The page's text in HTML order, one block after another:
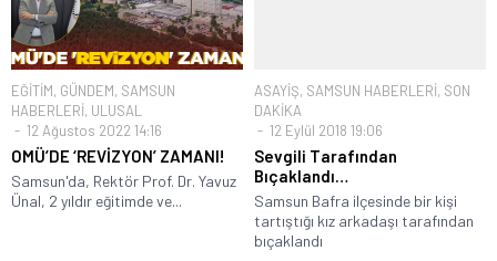
EĞİTİM, GÜNDEM, SAMSUN
HABERLERİ, ULUSAL
12 Ağustos 2022 14:16
OMÜ’DE ‘REVİZYON’ ZAMANI!
Samsun'da, Rektör Prof. Dr. Yavuz
Ünal, 2 yıldır eğitimde ve...
ASAYİŞ, SAMSUN HABERLERİ, SON
DAKİKA
12 Eylül 2018 19:06
Sevgili Tarafından
Bıçaklandı…
Samsun Bafra ilçesinde bir kişi
tartıştığı kız arkadaşı tarafından
bıçaklandı